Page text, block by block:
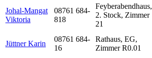
Johal-Mangat
Viktoria
08761 684-
818
Feyberabendhaus,
2. Stock, Zimmer
21
Jüttner Karin
08761 684-
16
Rathaus, EG,
Zimmer R0.01